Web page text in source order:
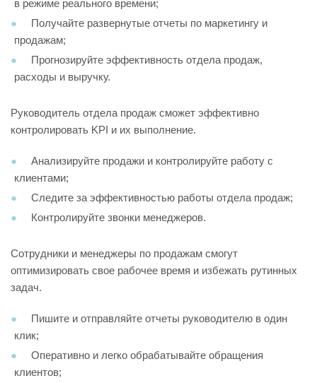
в режиме реального времени;
Получайте развернутые отчеты по маркетингу и
продажам;
Прогнозируйте эффективность отдела продаж,
расходы и выручку.
Руководитель отдела продаж сможет эффективно
контролировать KPI и их выполнение.
Анализируйте продажи и контролируйте работу с
клиентами;
Следите за эффективностью работы отдела продаж;
Контролируйте звонки менеджеров.
Сотрудники и менеджеры по продажам смогут
оптимизировать свое рабочее время и избежать рутинных
задач.
Пишите и отправляйте отчеты руководителю в один
клик;
Оперативно и легко обрабатывайте обращения
клиентов;